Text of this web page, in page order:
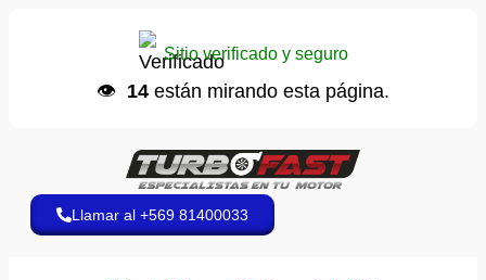
Sitio verificado y seguro
👁️ 14 están mirando esta página.
Llamar al +569 81400033
📞 hizo una llamada